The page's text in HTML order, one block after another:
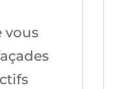
vous